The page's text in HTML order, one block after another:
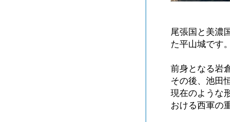
尾張国と美濃
た平山城です。
前身となる岩
その後、池田
現在のような
おける西軍の